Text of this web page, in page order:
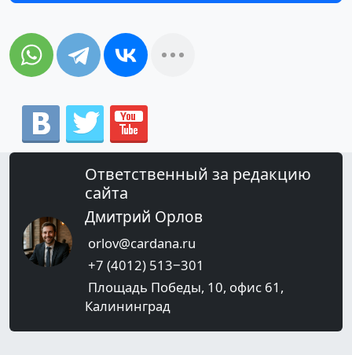
Ответственный за редакцию
сайта
Дмитрий Орлов
orlov@cardana.ru
+7 (4012) 513‒301
Площадь Победы, 10, офис 61,
Калининград